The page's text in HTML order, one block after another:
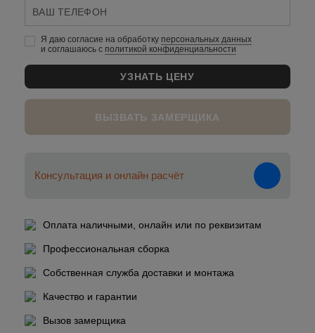
Я даю согласие на обработку персональных данныx
и соглашаюсь c политикой конфиденциальности
ВЫЗВАТЬ ЗАМЕРЩИКА
Консультация и онлайн расчёт
Оплата наличными, онлайн или по реквизитам
Профессиональная сборка
Собственная служба доставки и монтажа
Качество и гарантии
Вызов замерщика